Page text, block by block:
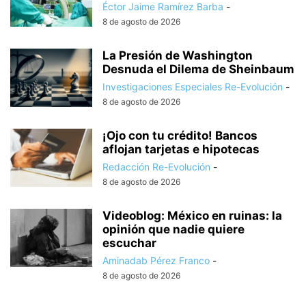
Éctor Jaime Ramírez Barba -
8 de agosto de 2026
La Presión de Washington
Desnuda el Dilema de Sheinbaum
Investigaciones Especiales Re-Evolución -
8 de agosto de 2026
¡Ojo con tu crédito! Bancos
aflojan tarjetas e hipotecas
Redacción Re-Evolución -
8 de agosto de 2026
Videoblog: México en ruinas: la
opinión que nadie quiere
escuchar
Aminadab Pérez Franco -
8 de agosto de 2026